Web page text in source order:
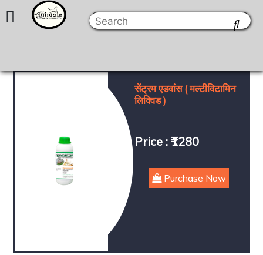
सेंट्रम एडवांस ( मल्टीविटामिन
लिक्विड )
Price : ₹1280
Purchase Now